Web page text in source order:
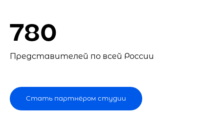
780
Представителей по всей России
Стать партнёром студии